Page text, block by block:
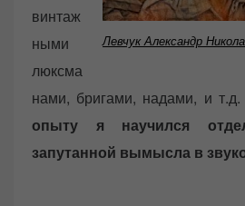
Левчук Александр
винтаж
ными
люксма
нами, бригами, надами, и т.д.
опыту я научился
запутанной вымысла в